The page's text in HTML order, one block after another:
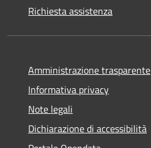
Richiesta assistenza
Amministrazione trasparente
Informativa privacy
Note legali
Dichiarazione di accessibilità